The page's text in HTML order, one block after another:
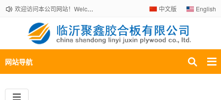
欢迎访问本公司网站！Welcome to our company website! 中文版 English
网站导航